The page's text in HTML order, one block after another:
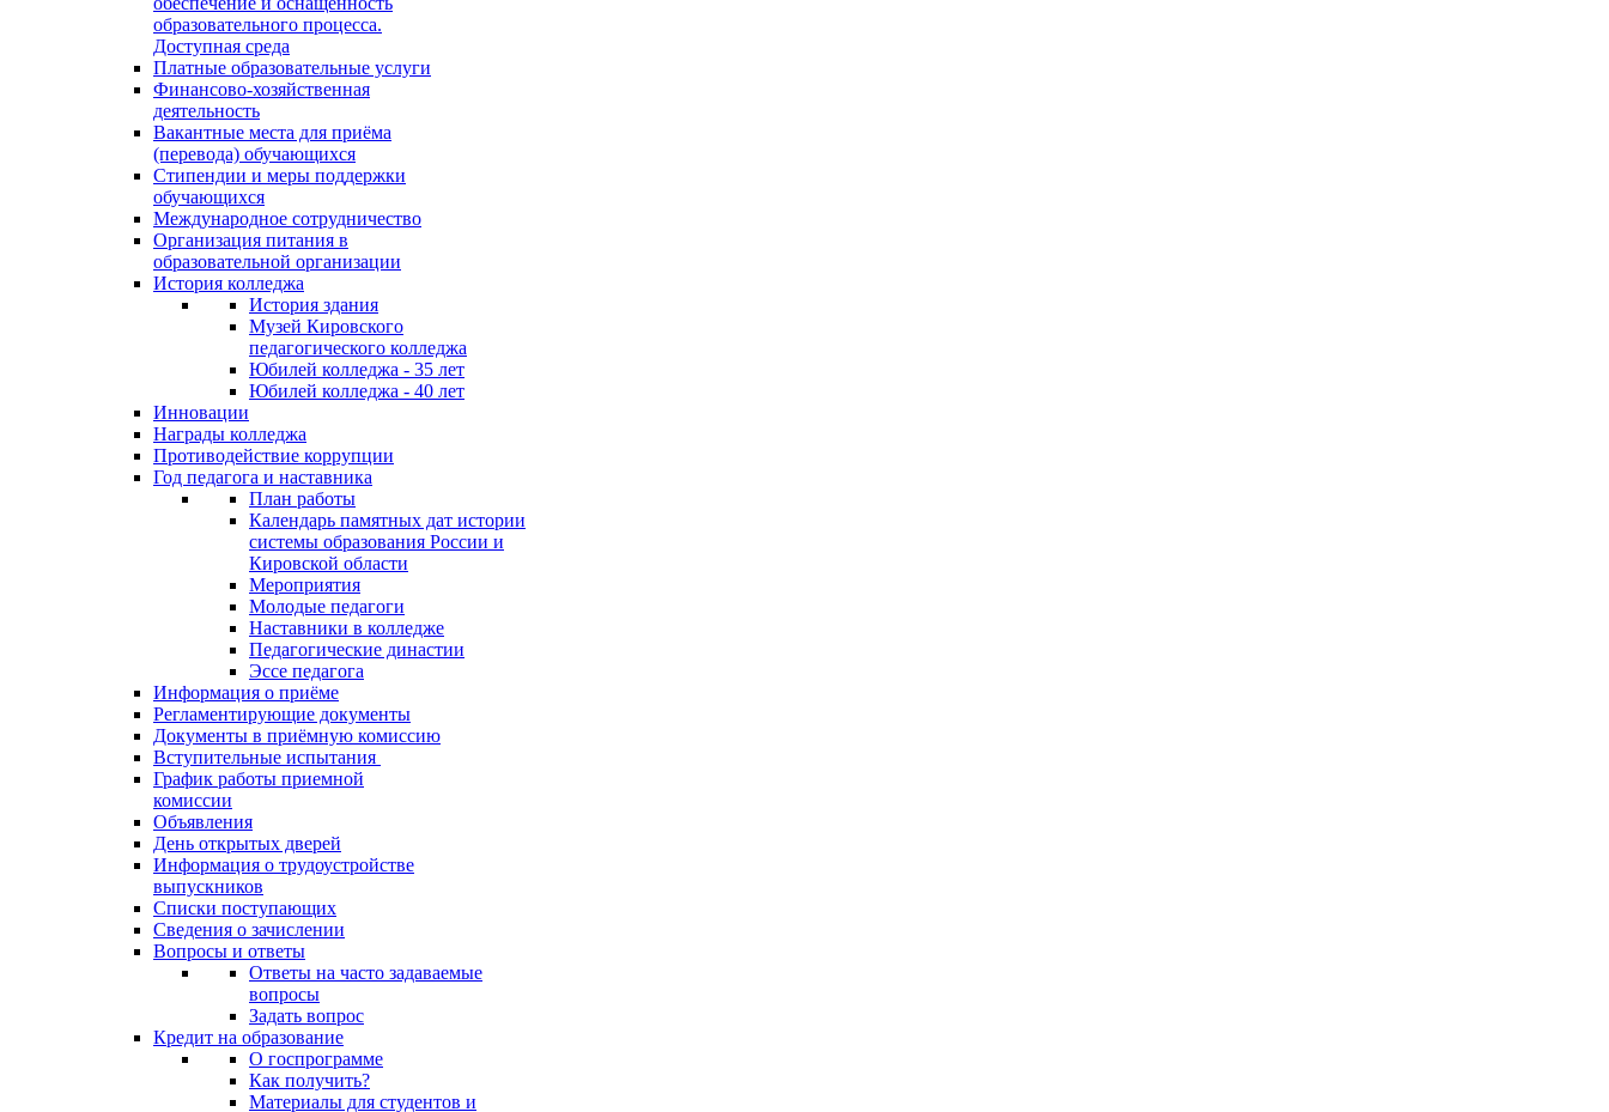
образовательного процесса.
Доступная среда
Платные образовательные услуги
Финансово-хозяйственная
деятельность
Вакантные места для приёма
(перевода) обучающихся
Стипендии и меры поддержки
обучающихся
Международное сотрудничество
Организация питания в
образовательной организации
История колледжа
История здания
Музей Кировского
педагогического колледжа
Юбилей колледжа - 35 лет
Юбилей колледжа - 40 лет
Инновации
Награды колледжа
Противодействие коррупции
Год педагога и наставника
План работы
Календарь памятных дат истории
системы образования России и
Кировской области
Мероприятия
Молодые педагоги
Наставники в колледже
Педагогические династии
Эссе педагога
Информация о приёме
Регламентирующие документы
Документы в приёмную комиссию
Вступительные испытания
График работы приемной
комиссии
Объявления
День открытых дверей
Информация о трудоустройстве
выпускников
Списки поступающих
Сведения о зачислении
Вопросы и ответы
Ответы на часто задаваемые
вопросы
Задать вопрос
Кредит на образование
О госпрограмме
Как получить?
Материалы для студентов и